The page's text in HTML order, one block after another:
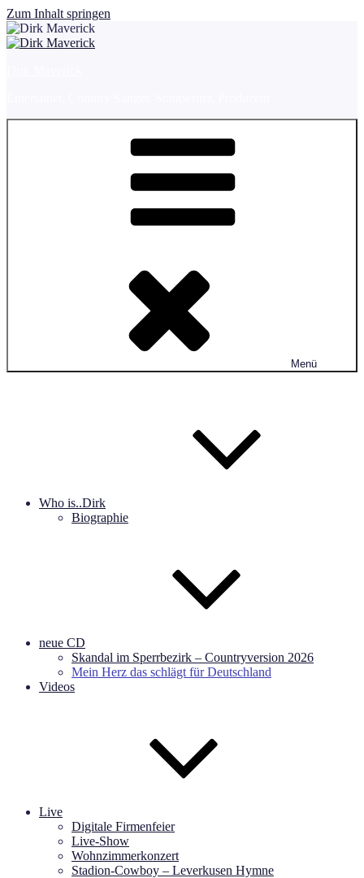
Zum Inhalt springen
Menü
Who is..Dirk
Biographie
neue CD
Skandal im Sperrbezirk – Countryversion 2026
Mein Herz das schlägt für Deutschland
Videos
Live
Digitale Firmenfeier
Live-Show
Wohnzimmerkonzert
Stadion-Cowboy – Leverkusen Hymne